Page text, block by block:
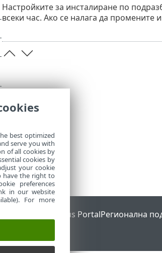
Настройките за инсталиране по
всеки час. Ако се налага да промените
ESET Status PortalРегионална
best optimized
serve you with
of all cookies by
cookies by
your cookie
have the right to
preferences
in our website
For more